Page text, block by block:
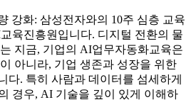
강화: 삼성전자와의 10주 심층 교육
육진흥원입니다. 디지털 전환의 물
지금, 기업의 AI업무자동화교육은
아니라, 기업 생존과 성장을 위한
다. 특히 사람과 데이터를 섬세하게
경우, AI 기술을 깊이 있게 이해하